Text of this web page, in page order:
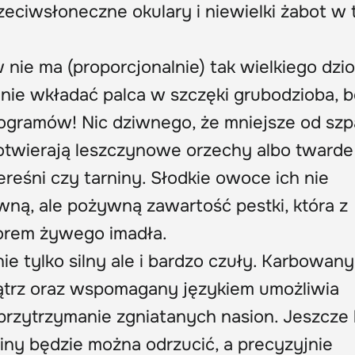
okulary i niewielki żabot w
ma (proporcjonalnie) tak wielkiego
wkładać palca w szczęki grubodzioba,
Nic dziwnego, że mniejsze od
leszczynowe orzechy albo
czy tarniny. Słodkie owoce ich nie
ale pożywną zawartość pestki, która z
żywego imadła.
tylko silny ale i bardzo czuły.
oraz wspomagany językiem umożliwia
zgniatanych nasion. Jeszcze
będzie można odrzucić, a precyzyjnie